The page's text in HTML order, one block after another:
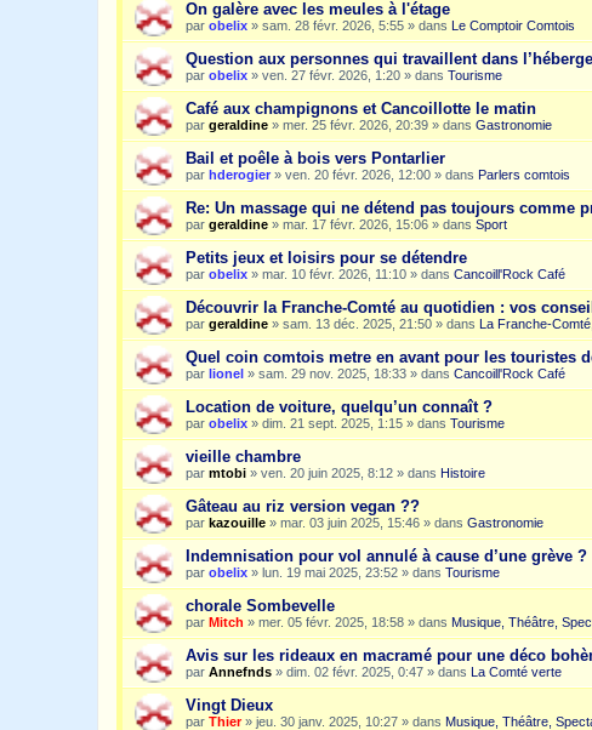
On galère avec les meules à l'étage
par obelix » sam. 28 févr. 2026, 5:55 » dans Le Comptoir Comtois
Question aux personnes qui travaillent dans
par obelix » ven. 27 févr. 2026, 1:20 » dans Tourisme
Café aux champignons et Cancoillotte le matin
par geraldine » mer. 25 févr. 2026, 20:39 » dans Gastronomie
Bail et poêle à bois vers Pontarlier
par hderogier » ven. 20 févr. 2026, 12:00 » dans Parlers comtois
Re: Un massage qui ne détend pas toujours comme
par geraldine » mar. 17 févr. 2026, 15:06 » dans Sport
Petits jeux et loisirs pour se détendre
par obelix » mar. 10 févr. 2026, 11:10 » dans Cancoill'Rock Café
Découvrir la Franche-Comté au quotidien : vos
par geraldine » sam. 13 déc. 2025, 21:50 » dans La Franche-
Quel coin comtois metre en avant pour les touristes
par lionel » sam. 29 nov. 2025, 18:33 » dans Cancoill'Rock Café
Location de voiture, quelqu’un connaît ?
par obelix » dim. 21 sept. 2025, 1:15 » dans Tourisme
vieille chambre
par mtobi » ven. 20 juin 2025, 8:12 » dans Histoire
Gâteau au riz version vegan ??
par kazouille » mar. 03 juin 2025, 15:46 » dans Gastronomie
Indemnisation pour vol annulé à cause d’une grève ?
par obelix » lun. 19 mai 2025, 23:52 » dans Tourisme
chorale Sombevelle
par Mitch » mer. 05 févr. 2025, 18:58 » dans Musique, Théâtre,
Avis sur les rideaux en macramé pour une déco
par Annefnds » dim. 02 févr. 2025, 0:47 » dans La Comté verte
Vingt Dieux
par Thier» jeu. 30 janv. 2025, 10:27 » dans Musique, Théâtre,